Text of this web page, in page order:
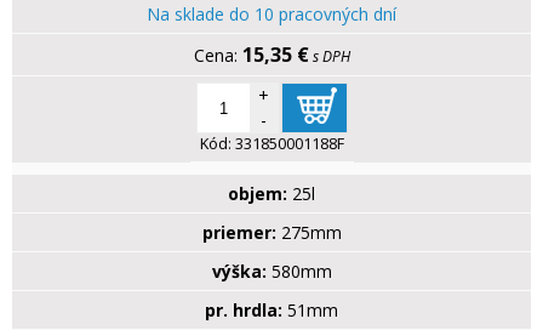
Na sklade do 10 pracovných dní
15,35 € s DPH
+
-
Kód: 331850001188F
objem: 25l
priemer: 275mm
výška: 580mm
pr. hrdla: 51mm